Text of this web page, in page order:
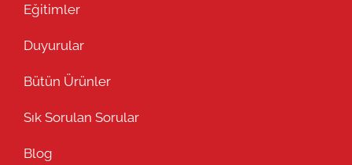
Eğitimler
Duyurular
Bütün Ürünler
Sık Sorulan Sorular
Blog